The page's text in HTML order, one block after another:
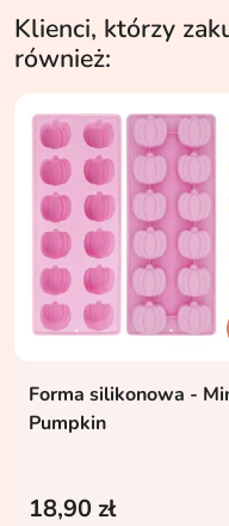
Klienci, którzy
również:
Forma silikonowa -
Pumpkin
18,90 zł